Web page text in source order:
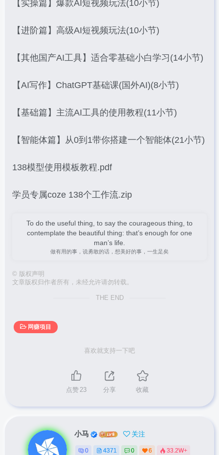
【实操篇】爆款AI短视频玩法(10小节)
【进阶篇】高级AI短视频玩法(10小节)
【其他国产AI工具】适合零基础小白学习(14小节)
【AI写作】ChatGPT基础课(国外AI)(8小节)
【基础篇】主流AI工具的使用教程(11小节)
【智能体篇】从0到1带你搭建一个智能体(21小节)
138模型使用模板教程.pdf
学员专属coze 138个工作流.zip
To do the useful thing, to say the courageous thing, to
contemplate the beautiful thing: that’s enough for one
man’s life.
做有用的事，说勇敢的话，想美好的事，一生足矣
© 版权声明
文章版权归作者所有，未经允许请勿转载。
THE END
网赚项目
喜欢就支持一下吧
点赞23 分享 收藏
小马 关注
0 4371 0 6 33.2W+